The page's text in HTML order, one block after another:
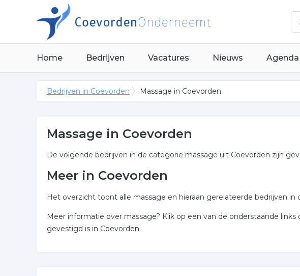
Home Bedrijven Vacatures Nieuws Agenda
Bedrijven in Coevorden Massage in Coevorden
Massage in Coevorden
De volgende bedrijven in de categorie massage uit Coevorden zijn
Meer in Coevorden
Het overzicht toont alle massage en hieraan gerelateerde bedrijven in
Meer informatie over massage? Klik op een van de onderstaande
gevestigd is in Coevorden.